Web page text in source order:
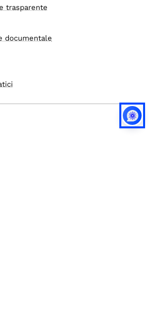
trasparente
documentale